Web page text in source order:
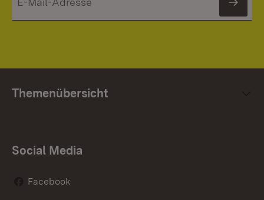
Themenübersicht
Social Media
Facebook